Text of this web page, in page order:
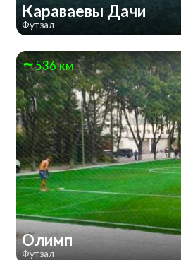
Караваевы Дачи
Футзал
536 км
Олимп
Футзал